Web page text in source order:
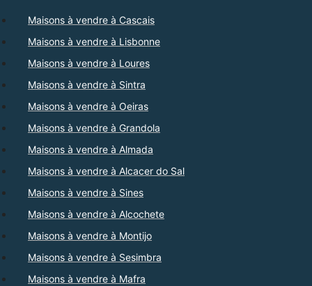
Maisons à vendre à Cascais
Maisons à vendre à Lisbonne
Maisons à vendre à Loures
Maisons à vendre à Sintra
Maisons à vendre à Oeiras
Maisons à vendre à Grandola
Maisons à vendre à Almada
Maisons à vendre à Alcacer do Sal
Maisons à vendre à Sines
Maisons à vendre à Alcochete
Maisons à vendre à Montijo
Maisons à vendre à Sesimbra
Maisons à vendre à Mafra